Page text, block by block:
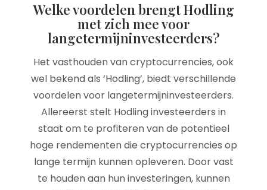
Welke voordelen brengt Hodling
met zich mee voor
langetermijninvesteerders?
Het vasthouden van cryptocurrencies, ook
wel bekend als ‘Hodling’, biedt verschillende
voordelen voor langetermijninvesteerders.
Allereerst stelt Hodling investeerders in
staat om te profiteren van de potentieel
hoge rendementen die cryptocurrencies op
lange termijn kunnen opleveren. Door vast
te houden aan hun investeringen, kunnen